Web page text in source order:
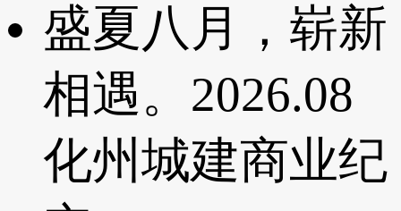
盛夏八月，崭新
相遇。2026.08
化州城建商业纪